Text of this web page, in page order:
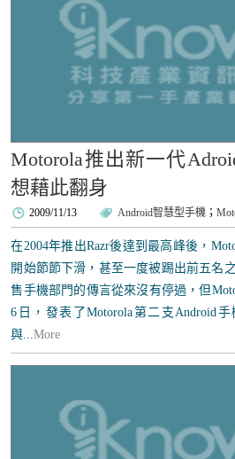
Motorola推出新一代
想藉此翻身
2009/11/13 Android智慧型手機 ；
在2004年推出Razr後達到最高峰後，
開始節節下滑，甚至一度被踢出前五名
售手機部門的傳言從來沒有停過，但
6日，發表了Motorola第二支Android手
與...More